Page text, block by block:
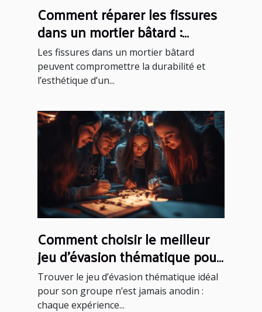
Comment réparer les fissures
dans un mortier bâtard :
méthodes et conseils
Les fissures dans un mortier bâtard
peuvent compromettre la durabilité et
l’esthétique d’un...
Comment choisir le meilleur
jeu d'évasion thématique pour
votre groupe
Trouver le jeu d’évasion thématique idéal
pour son groupe n’est jamais anodin :
chaque expérience...